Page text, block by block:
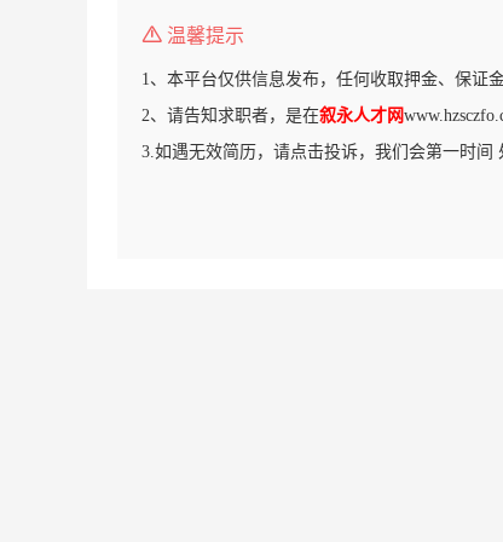
温馨提示
1、本平台仅供信息发布，任何收取押金、保证
2、请告知求职者，是在叙永人才网
3.如遇无效简历，请点击投诉，我们会第一时间